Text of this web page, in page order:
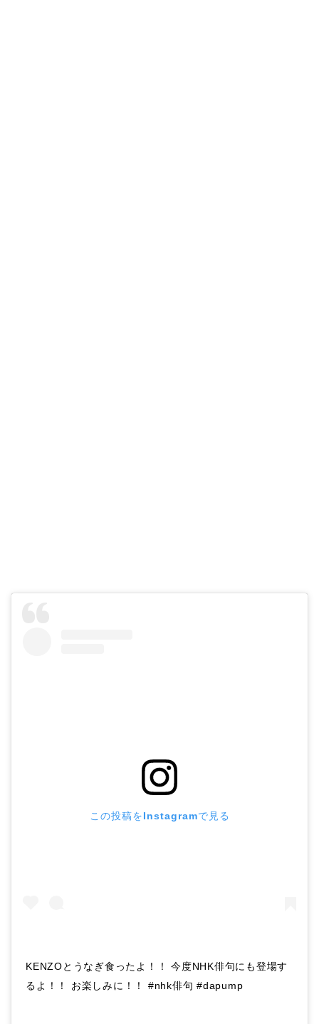
この投稿をInstagramで見る
KENZOとうなぎ食ったよ！！ 今度NHK俳句にも登場す
るよ！！ お楽しみに！！ #nhk俳句 #dapump